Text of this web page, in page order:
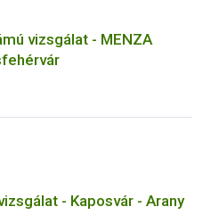
vizsgálat - MENZA
- Kaposvár - Arany